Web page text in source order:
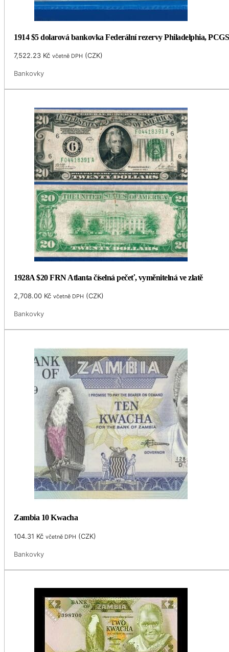
1914 $5 dolarová bankovka Federální rezervy Philadelphia,
7,522.23 Kč včetně DPH (CZK)
Bankovky
1928A $20 FRN Atlanta číselná pečeť, vyměnitelná ve zlatě
2,708.00 Kč včetně DPH (CZK)
Bankovky
Zambia 10 Kwacha
104.31 Kč včetně DPH (CZK)
Bankovky